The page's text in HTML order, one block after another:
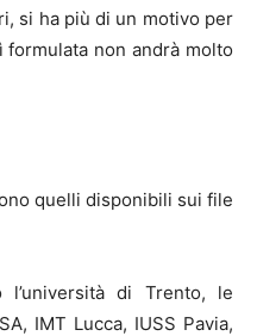
si ha più di un motivo per
non andrà molto
quelli disponibili sui file
l’università di Trento, le
IMT Lucca, IUSS Pavia,